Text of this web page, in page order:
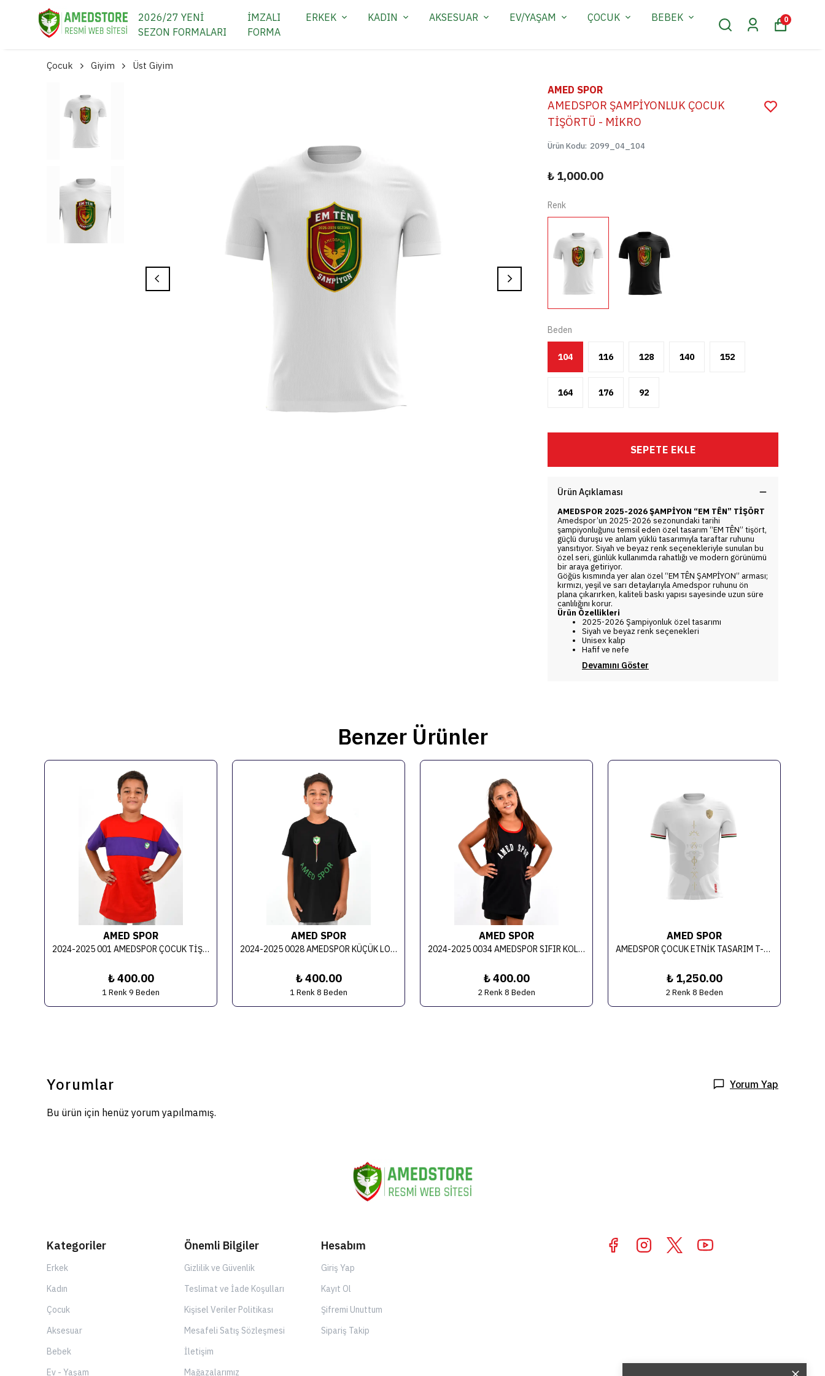
2026/27 YENİ
SEZON FORMALARI
İMZALI
FORMA
ERKEK KADIN AKSESUAR EV/YAŞAM ÇOCUK BEBEK 0
Çocuk Giyim Üst Giyim
AMED SPOR
AMEDSPOR ŞAMPİYONLUK ÇOCUK
TİŞÖRTÜ - MİKRO
Ürün Kodu: 2099_04_104
₺ 1,000.00
Renk
Beden
104 116 128 140 152
164 176 92
SEPETE EKLE
Ürün Açıklaması
AMEDSPOR 2025-2026 ŞAMPİYON “EM TÊN” TİŞÖRT
Amedspor’un 2025-2026 sezonundaki tarihi
şampiyonluğunu temsil eden özel tasarım “EM TÊN” tişört,
güçlü duruşu ve anlam yüklü tasarımıyla taraftar ruhunu
yansıtıyor. Siyah ve beyaz renk seçenekleriyle sunulan bu
özel seri, günlük kullanımda rahatlığı ve modern görünümü
bir araya getiriyor.
Göğüs kısmında yer alan özel “EM TÊN ŞAMPİYON” arması;
kırmızı, yeşil ve sarı detaylarıyla Amedspor ruhunu ön
plana çıkarırken, kaliteli baskı yapısı sayesinde uzun süre
canlılığını korur.
Ürün Özellikleri
2025-2026 Şampiyonluk özel tasarımı
Siyah ve beyaz renk seçenekleri
Unisex kalıp
Hafif ve nefe
Devamını Göster
Benzer Ürünler
AMED SPOR
2024-2025 001 AMEDSPOR ÇOCUK TİŞÖRT 1
₺ 400.00
1 Renk 9 Beden
AMED SPOR
2024-2025 0028 AMEDSPOR KÜÇÜK LOGOLU TİŞÖRT (ÇOCUK)
₺ 400.00
1 Renk 8 Beden
AMED SPOR
2024-2025 0034 AMEDSPOR SIFIR KOL TİŞÖRT(ÇOCUK)
₺ 400.00
2 Renk 8 Beden
AMED SPOR
AMEDSPOR ÇOCUK ETNİK TASARIM T-SHIRT
₺ 1,250.00
2 Renk 8 Beden
Yorumlar Yorum Yap
Bu ürün için henüz yorum yapılmamış.
Kategoriler
Erkek
Kadın
Çocuk
Aksesuar
Bebek
Ev - Yaşam
Önemli Bilgiler
Gizlilik ve Güvenlik
Teslimat ve İade Koşulları
Kişisel Veriler Politikası
Mesafeli Satış Sözleşmesi
İletişim
Mağazalarımız
Hesabım
Giriş Yap
Kayıt Ol
Şifremi Unuttum
Sipariş Takip